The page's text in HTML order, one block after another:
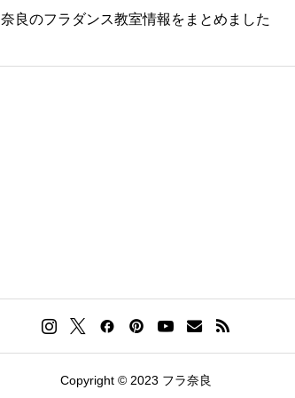
奈良のフラダンス教室情報をまとめました
Copyright © 2023 フラ奈良